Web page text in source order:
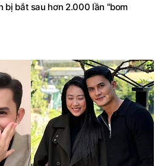
bị bắt sau hơn 2.000 lần "bom